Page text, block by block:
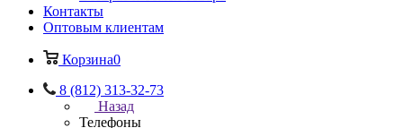
Контакты
Оптовым клиентам
Корзина0
8 (812) 313-32-73
Назад
Телефоны